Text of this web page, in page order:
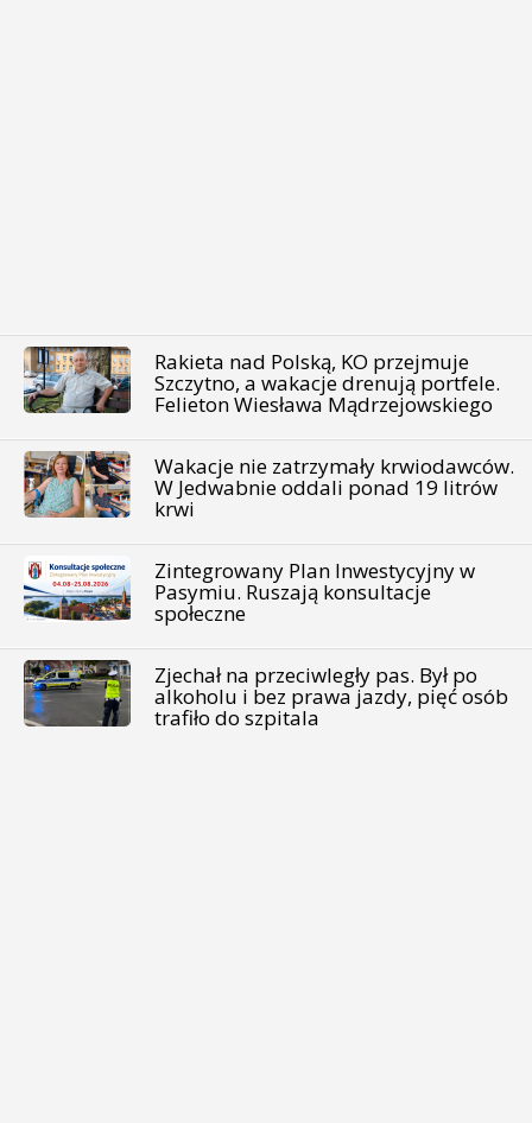
Rakieta nad Polską, KO przejmuje
Szczytno, a wakacje drenują portfele.
Felieton Wiesława Mądrzejowskiego
Wakacje nie zatrzymały krwiodawców.
W Jedwabnie oddali ponad 19 litrów
krwi
Zintegrowany Plan Inwestycyjny w
Pasymiu. Ruszają konsultacje
społeczne
Zjechał na przeciwległy pas. Był po
alkoholu i bez prawa jazdy, pięć osób
trafiło do szpitala